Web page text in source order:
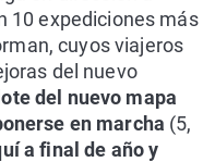
10 expediciones más
cuyos viajeros
del nuevo
del nuevo mapa
en marcha (5,
a final de año y